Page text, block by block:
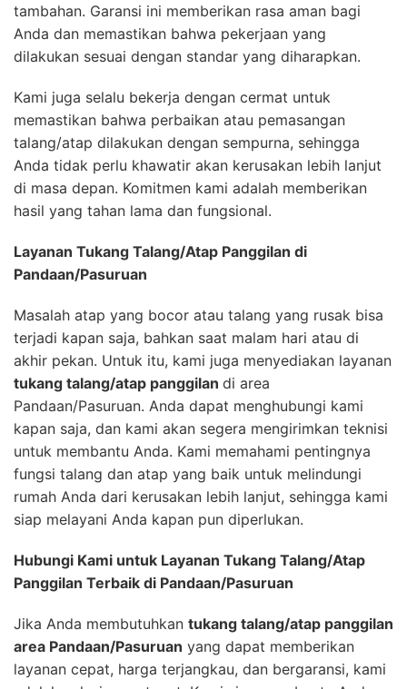
tambahan. Garansi ini memberikan rasa aman bagi
Anda dan memastikan bahwa pekerjaan yang
dilakukan sesuai dengan standar yang diharapkan.
Kami juga selalu bekerja dengan cermat untuk
memastikan bahwa perbaikan atau pemasangan
talang/atap dilakukan dengan sempurna, sehingga
Anda tidak perlu khawatir akan kerusakan lebih lanjut
di masa depan. Komitmen kami adalah memberikan
hasil yang tahan lama dan fungsional.
Layanan Tukang Talang/Atap Panggilan di
Pandaan/Pasuruan
Masalah atap yang bocor atau talang yang rusak bisa
terjadi kapan saja, bahkan saat malam hari atau di
akhir pekan. Untuk itu, kami juga menyediakan layanan
tukang talang/atap panggilan di area
Pandaan/Pasuruan. Anda dapat menghubungi kami
kapan saja, dan kami akan segera mengirimkan teknisi
untuk membantu Anda. Kami memahami pentingnya
fungsi talang dan atap yang baik untuk melindungi
rumah Anda dari kerusakan lebih lanjut, sehingga kami
siap melayani Anda kapan pun diperlukan.
Hubungi Kami untuk Layanan Tukang Talang/Atap
Panggilan Terbaik di Pandaan/Pasuruan
Jika Anda membutuhkan tukang talang/atap panggilan
area Pandaan/Pasuruan yang dapat memberikan
layanan cepat, harga terjangkau, dan bergaransi, kami